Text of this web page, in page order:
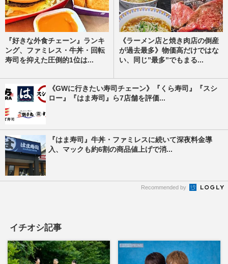
『好きな外食チェーン』ランキ
ング、ファミレス・牛丼・回転
寿司を抑えた圧倒的1位は...
《ラーメン店と焼き肉店の倒産
が過去最多》物価高だけではな
い、同じ”最多”でもまる...
《GWに行きたい寿司チェーン》『くら寿司』『スシ
ロー』『はま寿司』ら7店舗を評価...
『はま寿司』牛丼・ファミレスに続いて深夜料金導
入、マックも約6割の商品値上げで消...
Recommended by
イチオシ記事